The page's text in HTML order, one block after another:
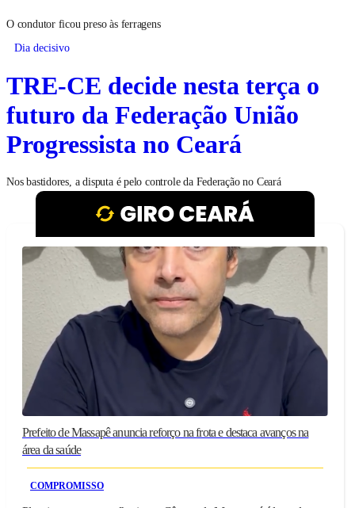
O condutor ficou preso às ferragens
Dia decisivo
TRE-CE decide nesta terça o
futuro da Federação União
Progressista no Ceará
Nos bastidores, a disputa é pelo controle da Federação no Ceará
Prefeito de Massapê anuncia reforço na frota e destaca avanços na
área da saúde
COMPROMISSO